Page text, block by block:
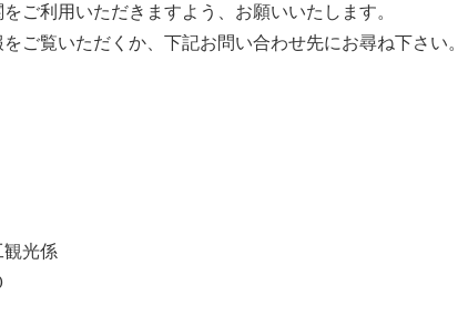
をご利用いただきますよう、お願いいたします。
をご覧いただくか、 下記お問い合わせ先にお尋ね下さい。
観光係